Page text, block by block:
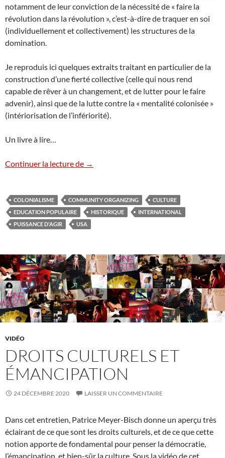
notamment de leur conviction de la nécessité de « faire la
révolution dans la révolution », c’est-à-dire de traquer en soi
(individuellement et collectivement) les structures de la
domination.
Je reproduis ici quelques extraits traitant en particulier de la
construction d’une fierté collective (celle qui nous rend
capable de rêver à un changement, et de lutter pour le faire
advenir), ainsi que de la lutte contre la « mentalité colonisée »
(intériorisation de l’infériorité).
Un livre à lire…
Continuer la lecture de La lutte des Young Lords contre
→
COLONIALISME COMMUNITY ORGANIZING
CULTURE
EDUCATION POPULAIRE
HISTORIQUE
INTERNATIONAL
PUISSANCE D'AGIR
USA
VIDÉO
DROITS CULTURELS ET
ÉMANCIPATION
24 DÉCEMBRE 2020 LAISSER UN COMMENTAIRE
Dans cet entretien, Patrice Meyer-Bisch donne un aperçu très
éclairant de ce que sont les droits culturels, et de ce que cette
notion apporte de fondamental pour penser la démocratie,
l’émancipation, et bien-sûr la culture. Sous la vidéo de cet